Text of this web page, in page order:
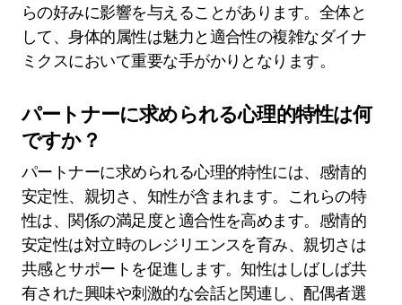
らの好みに影響を与えることがあります。全体と
して、身体的属性は魅力と適合性の複雑なダイナ
ミクスにおいて重要な手がかりとなります。
パートナーに求められる心理的特性は何
ですか？
パートナーに求められる心理的特性には、感情的
安定性、親切さ、知性が含まれます。これらの特
性は、関係の満足度と適合性を高めます。感情的
安定性は対立時のレジリエンスを育み、親切さは
共感とサポートを促進します。知性はしばしば共
有された興味や刺激的な会話と関連し、配偶者選